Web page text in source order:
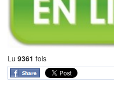
Lu 9361 fois